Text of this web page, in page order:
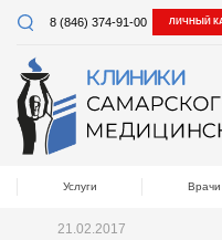
8 (846) 374-91-00 ЛИЧНЫЙ
Услуги Врачи
21.02.2017